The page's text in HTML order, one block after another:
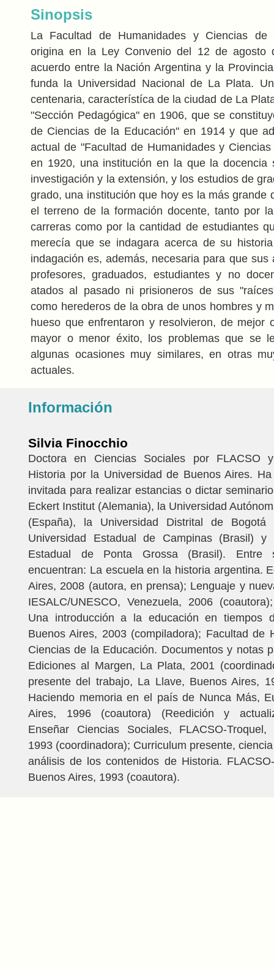
Sinopsis
La Facultad de Humanidades y Ciencias de
origina en la Ley Convenio del 12 de agosto
acuerdo entre la Nación Argentina y la
funda la Universidad Nacional de La Plata.
centenaria, característíca de la ciudad de La
"Sección Pedagógica" en 1906, que se
de Ciencias de la Educación" en 1914 y que
actual de "Facultad de Humanidades y
en 1920, una institución en la que la docencia
investigación y la extensión, y los estudios de
grado, una institución que hoy es la más grande
el terreno de la formación docente, tanto por
carreras como por la cantidad de estudiantes
merecía que se indagara acerca de su
indagación es, además, necesaria para que sus
profesores, graduados, estudiantes y no
atados al pasado ni prisioneros de sus
como herederos de la obra de unos hombres y
hueso que enfrentaron y resolvieron, de mejor
mayor o menor éxito, los problemas que se
algunas ocasiones muy similares, en otras
actuales.
Información
Silvia Finocchio
Doctora en Ciencias Sociales por FLACSO
Historia por la Universidad de Buenos Aires.
invitada para realizar estancias o dictar
Eckert Institut (Alemania), la Universidad
(España), la Universidad Distrital de Bogotá
Universidad Estadual de Campinas (Brasil) y
Estadual de Ponta Grossa (Brasil). Entre
encuentran: La escuela en la historia argentina.
Aires, 2008 (autora, en prensa); Lenguaje y
IESALC/UNESCO, Venezuela, 2006
Una introducción a la educación en tiempos
Buenos Aires, 2003 (compiladora); Facultad de
Ciencias de la Educación. Documentos y notas
Ediciones al Margen, La Plata, 2001
presente del trabajo, La Llave, Buenos Aires,
Haciendo memoria en el país de Nunca Más,
Aires, 1996 (coautora) (Reedición y
Enseñar Ciencias Sociales, FLACSO-
1993 (coordinadora); Curriculum presente,
análisis de los contenidos de Historia.
Buenos Aires, 1993 (coautora).